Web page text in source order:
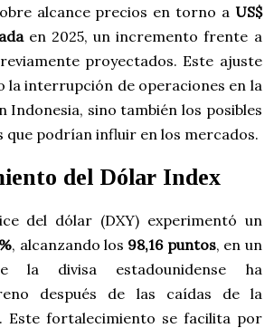
alcance precios en torno a US$
en 2025, un incremento frente a
proyectados. Este ajuste
la interrupción de operaciones en la
Indonesia, sino también los posibles
que podrían influir en los mercados.
del Dólar Index
del dólar (DXY) experimentó un
, alcanzando los 98,16 puntos, en un
la divisa estadounidense ha
después de las caídas de la
Este fortalecimiento se facilita por